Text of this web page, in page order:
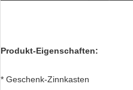
Produkt-Eigenschaften:
* Geschenk-Zinnkasten